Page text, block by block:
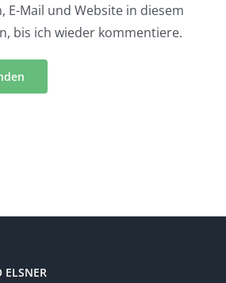
E-Mail und Website in diesem
bis ich wieder kommentiere.